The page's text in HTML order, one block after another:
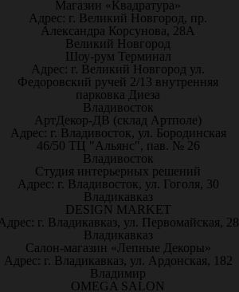
Магазин «Квадратура»
Адрес: г. Великий Новгород, пр.
Александра Корсунова, 28А
Великий Новгород
Шоу-рум Терминал
Адрес: г. Великий Новгород ул.
Федоровский ручей 2/13 внутренняя
парковка Диеза
Владивосток
АртДекор-ДВ (склад Артполе)
Адрес: г. Владивосток, ул. Бородинская
46/50 ТЦ "Альянс", пав. № 26
Владивосток
Студия интерьерных решений
Адрес: г. Владивосток, ул. Гоголя, 30
Владикавказ
DESIGN MARKET
г. Владикавказ, ул. Первомайская, 28
Владикавказ
Салон-магазин «Лепные Декоры»
Адрес: г. Владикавказ, ул. Ардонская, 182
Владимир
OMEGA SALON